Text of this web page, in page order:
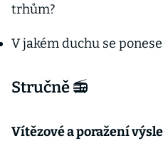
trhům?
V jakém duchu se
Stručně 📻
Vítězové a poražení